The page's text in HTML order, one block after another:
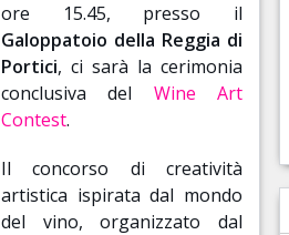
ore 15.45, presso il
Galoppatoio della Reggia di
Portici, ci sarà la cerimonia
conclusiva del Wine Art
Contest.
Il concorso di creatività
artistica ispirata dal mondo
del vino, organizzato dal